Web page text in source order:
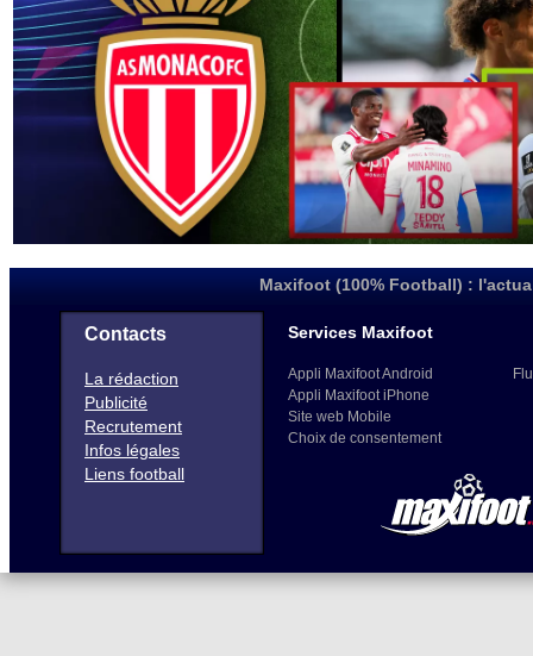
Maxifoot (100% Football) :
Contacts
La rédaction
Publicité
Recrutement
Infos légales
Liens football
Services Maxifoot
Appli Maxifoot Android
Appli Maxifoot iPhone
Site web Mobile
Choix de consentement